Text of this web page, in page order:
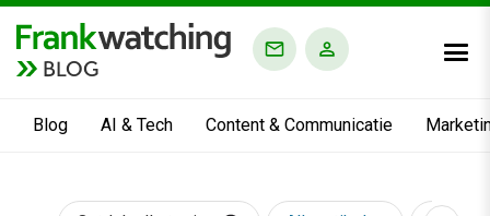
BLOG
Blog AI & Tech Content & Communicatie